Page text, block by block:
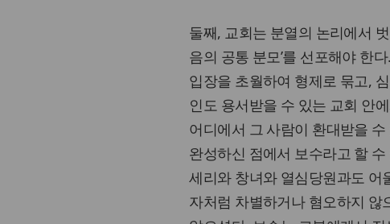
둘째, 교회는 분열의 논리에서
음의 공통 분모’를 선포해야 한
입장을 초월하여 형제로 묶고,
인도 용서받을 수 있는 교회 안
어디에서 그 사람이 환대받을
완성하신 점에서 보수라고 할
세리와 창녀와 열심당원과도 어
자처럼 차별하거나 혐오하지